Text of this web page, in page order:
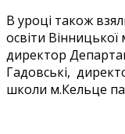
В уроці також
освіти
директор
Гадовські,
школи м.Кельце